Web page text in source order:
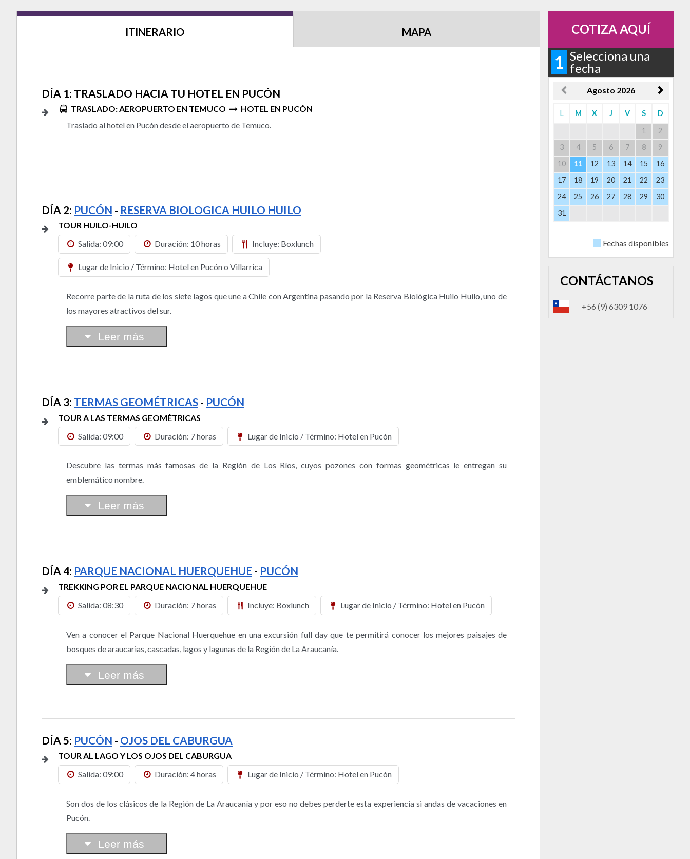
ITINERARIO MAPA
DÍA 1: TRASLADO HACIA TU HOTEL EN PUCÓN
TRASLADO: AEROPUERTO EN TEMUCO
HOTEL EN PUCÓN
Traslado al hotel en Pucón desde el aeropuerto de Temuco.
DÍA 2: PUCÓN - RESERVA BIOLOGICA HUILO HUILO
TOUR HUILO-HUILO
Salida: 09:00
Duración: 10 horas Incluye: Boxlunch
Lugar de Inicio / Término: Hotel en Pucón o Villarrica
Recorre parte de la ruta de los siete lagos que une a Chile con Argentina pasando por la Reserva Biológica Huilo Huilo, uno de
los mayores atractivos del sur.
Leer más
DÍA 3: TERMAS GEOMÉTRICAS - PUCÓN
TOUR A LAS TERMAS GEOMÉTRICAS
Salida: 09:00
Duración: 7 horas Lugar de Inicio / Término: Hotel en Pucón
Descubre las termas más famosas de la Región de Los Ríos, cuyos pozones con formas geométricas le entregan su
emblemático nombre.
Leer más
DÍA 4: PARQUE NACIONAL HUERQUEHUE - PUCÓN
TREKKING POR EL PARQUE NACIONAL HUERQUEHUE
Salida: 08:30
Duración: 7 horas Incluye: Boxlunch Lugar de Inicio / Término: Hotel en Pucón
Ven a conocer el Parque Nacional Huerquehue en una excursión full day que te permitirá conocer los mejores paisajes de
bosques de araucarias, cascadas, lagos y lagunas de la Región de La Araucanía.
Leer más
DÍA 5: PUCÓN - OJOS DEL CABURGUA
TOUR AL LAGO Y LOS OJOS DEL CABURGUA
Salida: 09:00
Duración: 4 horas Lugar de Inicio / Término: Hotel en Pucón
Son dos de los clásicos de la Región de La Araucanía y por eso no debes perderte esta experiencia si andas de vacaciones en
Pucón.
Leer más
COTIZA AQUÍ
1 Selecciona una
fecha
Agosto 2026
L M X J V S D
1
2
3
4 5 6 7 8
9
10
11 12 13 14 15
16
17
18 19 20 21 22
23
24
25 26 27 28 29
30
31
Fechas disponibles
CONTÁCTANOS
+56 (9) 6309 1076